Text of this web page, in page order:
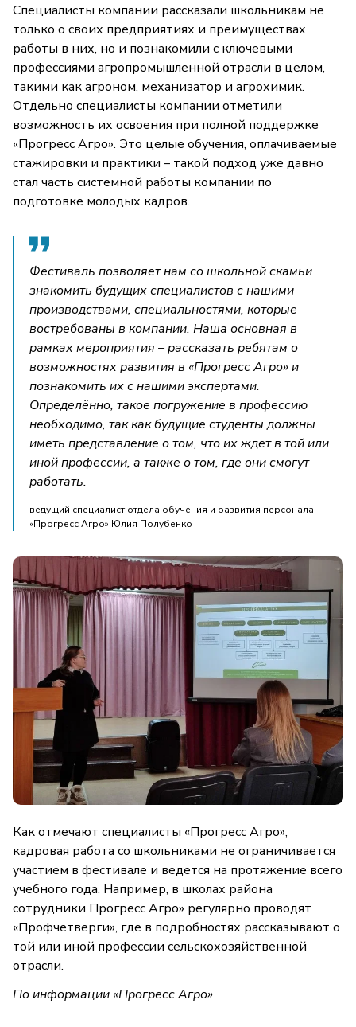
Специалисты компании рассказали школьникам не
только о своих предприятиях и преимуществах
работы в них, но и познакомили с ключевыми
профессиями агропромышленной отрасли в целом,
такими как агроном, механизатор и агрохимик.
Отдельно специалисты компании отметили
возможность их освоения при полной поддержке
«Прогресс Агро». Это целые обучения, оплачиваемые
стажировки и практики – такой подход уже давно
стал часть системной работы компании по
подготовке молодых кадров.
Фестиваль позволяет нам со школьной скамьи
знакомить будущих специалистов с нашими
производствами, специальностями, которые
востребованы в компании. Наша основная в
рамках мероприятия – рассказать ребятам о
возможностях развития в «Прогресс Агро» и
познакомить их с нашими экспертами.
Определённо, такое погружение в профессию
необходимо, так как будущие студенты должны
иметь представление о том, что их ждет в той или
иной профессии, а также о том, где они смогут
работать.
ведущий специалист отдела обучения и развития персонала
«Прогресс Агро» Юлия Полубенко
Как отмечают специалисты «Прогресс Агро»,
кадровая работа со школьниками не ограничивается
участием в фестивале и ведется на протяжение всего
учебного года. Например, в школах района
сотрудники Прогресс Агро» регулярно проводят
«Профчетверги», где в подробностях рассказывают о
той или иной профессии сельскохозяйственной
отрасли.
По информации «Прогресс Агро»